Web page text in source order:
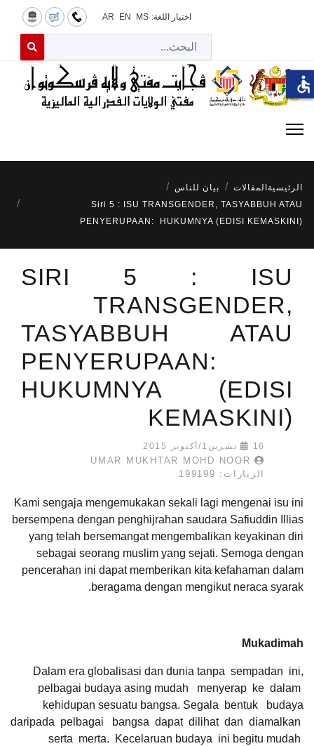
اختيار اللغة: MS
EN
AR
for results.
الرئيسية المقالات
بيان للناس
Siri 5 : ISU TRANSGENDER, TASYABBUH ATAU
PENYERUPAAN: HUKUMNYA (EDISI KEMASKINI)
SIRI 5 : ISU
TRANSGENDER,
TASYABBUH ATAU
PENYERUPAAN:
HUKUMNYA (EDISI
KEMASKINI)
16 تشرين1/أكتوير 2015
UMAR MUKHTAR MOHD NOOR
الزيارات: 199199
Kami sengaja mengemukakan sekali lagi mengenai isu ini
bersempena dengan penghijrahan saudara Safiuddin Illias
yang telah bersemangat mengembalikan keyakinan diri
sebagai seorang muslim yang sejati. Semoga dengan
pencerahan ini dapat memberikan kita kefahaman dalam
beragama dengan mengikut neraca syarak.
Mukadimah
Dalam era globalisasi dan dunia tanpa sempadan ini,
pelbagai budaya asing mudah menyerap ke dalam
kehidupan sesuatu bangsa. Segala bentuk budaya
daripada pelbagai bangsa dapat dilihat dan diamalkan
serta merta. Kecelaruan budaya ini begitu mudah
accessible